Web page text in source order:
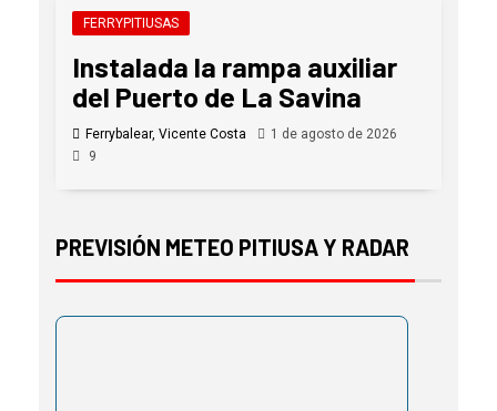
FERRYPITIUSAS
Instalada la rampa auxiliar
del Puerto de La Savina
Ferrybalear, Vicente Costa
1 de agosto de 2026
9
PREVISIÓN METEO PITIUSA Y RADAR